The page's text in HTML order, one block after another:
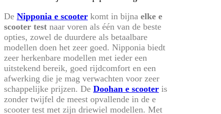
De Nipponia e scooter komt in bijna elke e
scooter test naar voren als één van de beste
opties, zowel de duurdere als betaalbare
modellen doen het zeer goed. Nipponia biedt
zeer herkenbare modellen met ieder een
uitstekend bereik, goed rijdcomfort en een
afwerking die je mag verwachten voor zeer
schappelijke prijzen. De Doohan e scooter is
zonder twijfel de meest opvallende in de e
scooter test met zijn driewiel modellen. Met